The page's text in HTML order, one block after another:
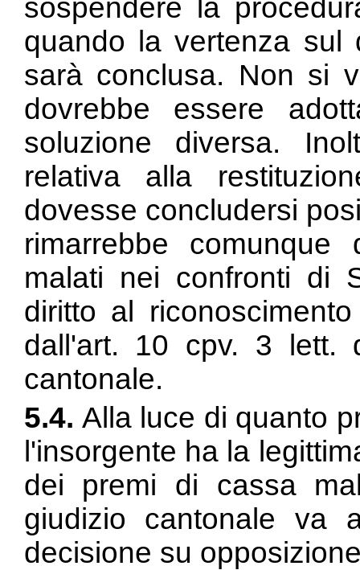
sospendere la
quando la vertenza sul
sarà conclusa. Non si
dovrebbe essere
soluzione diversa.
relativa alla
dovesse concludersi
rimarrebbe
malati nei confronti di
diritto al
dall'art. 10 cpv. 3 lett.
cantonale.
5.4. Alla luce di quanto
l'insorgente ha la
dei premi di cassa
giudizio cantonale va
decisione su